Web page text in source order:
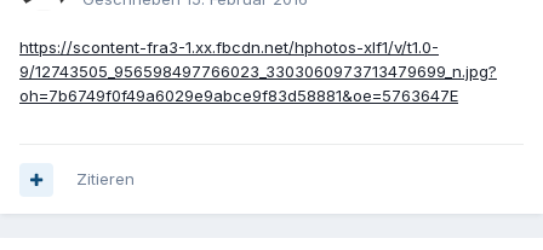
https://scontent-fra3-1.xx.fbcdn.net/hphotos-xlf1/v/t1.0-
9/12743505_956598497766023_3303060973713479699_n.jpg?
oh=7b6749f0f49a6029e9abce9f83d58881&oe=5763647E
Zitieren